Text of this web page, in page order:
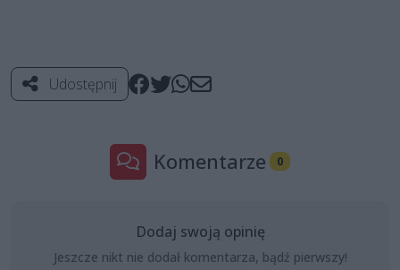
Udostępnij
Komentarze 0
Dodaj swoją opinię
Jeszcze nikt nie dodał komentarza, bądź pierwszy!